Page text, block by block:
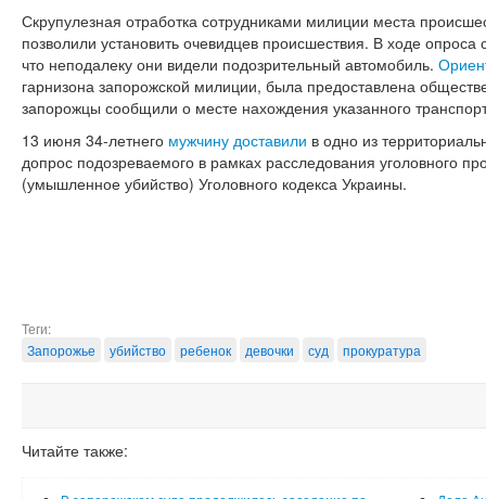
Скрупулезная отработка сотрудниками милиции места
позволили установить очевидцев происшествия. В ходе
что неподалеку они видели подозрительный автомобиль.
гарнизона запорожской милиции, была предоставлена
запорожцы сообщили о месте нахождения указанного
13 июня 34-летнего мужчину доставили в одно из
допрос подозреваемого в рамках расследования уголовного
(умышленное убийство) Уголовного кодекса Украины.
Теги:
Запорожье
убийство ребенок девочки суд прокуратура
Читайте также: